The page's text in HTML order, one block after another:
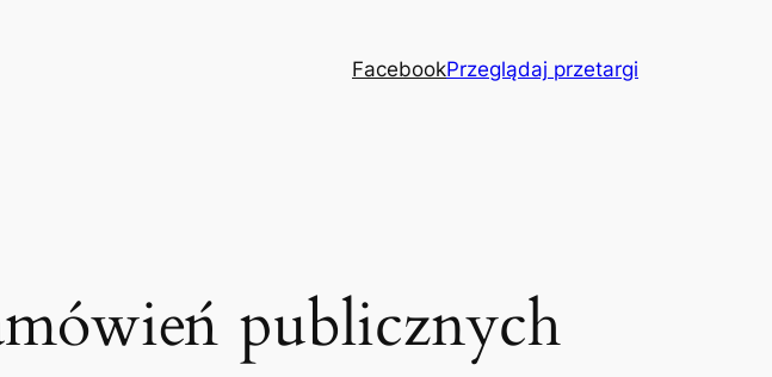
FacebookPrzeglądaj przetargi
publicznych